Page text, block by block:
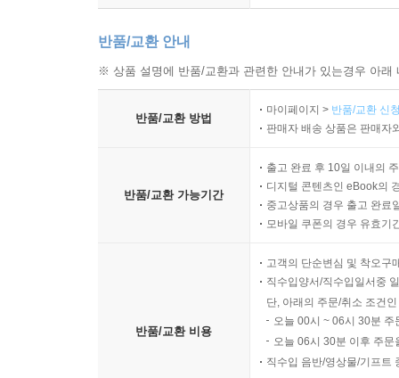
반품/교환 안내
※ 상품 설명에 반품/교환과 관련한 안내가 있는경우 아
반품/교환 방법
마이페이지 > 반품/교환 신
판매자 배송 상품은 판매자
반품/교환 가능기간
출고 완료 후 10일 이내의
디지털 콘텐츠인 eBook의
중고상품의 경우 출고 완료
모바일 쿠폰의 경우 유효기
반품/교환 비용
고객의 단순변심 및 착오구
직수입양서/직수입일서중
단, 아래의 주문/취소 조건
오늘 00시 ~ 06시 30분
오늘 06시 30분 이후 주
직수입 음반/영상물/기프트